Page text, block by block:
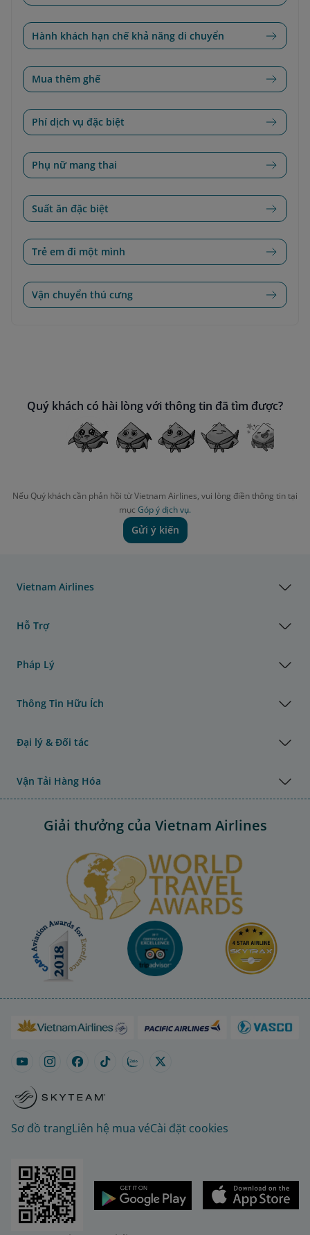
Hành khách hạn chế khả năng di chuyển
Mua thêm ghế
Phí dịch vụ đặc biệt
Phụ nữ mang thai
Suất ăn đặc biệt
Trẻ em đi một mình
Vận chuyển thú cưng
Quý khách có hài lòng với thông tin đã tìm được?
Nếu Quý khách cần phản hồi từ Vietnam Airlines, vui lòng điền thông tin tại
mục Góp ý dịch vụ.
Gửi ý kiến
Vietnam Airlines
Hỗ Trợ
Pháp Lý
Thông Tin Hữu Ích
Đại lý & Đối tác
Vận Tải Hàng Hóa
Giải thưởng của Vietnam Airlines
Sơ đồ trangLiên hệ mua véCài đặt cookies